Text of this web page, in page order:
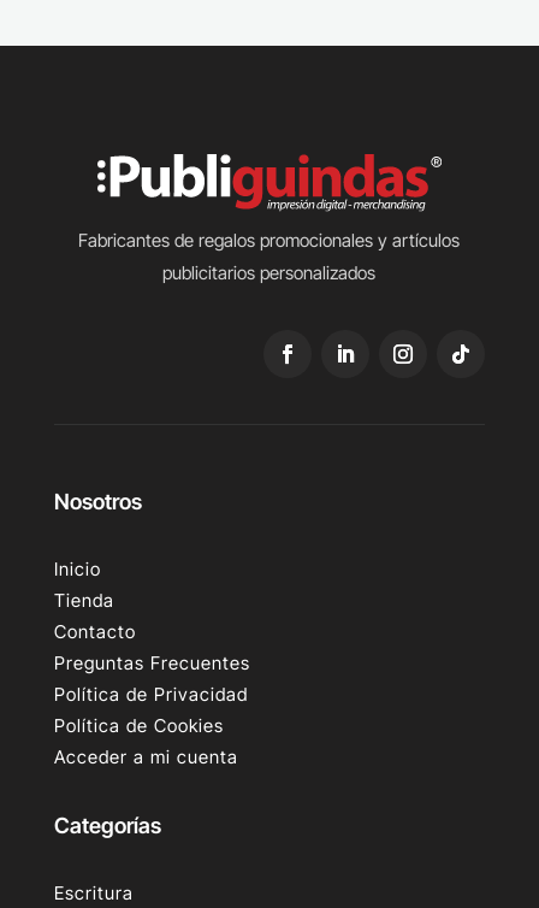
Fabricantes de regalos promocionales y artículos
publicitarios personalizados
Nosotros
Inicio
Tienda
Contacto
Preguntas Frecuentes
Política de Privacidad
Política de Cookies
Acceder a mi cuenta
Categorías
Escritura